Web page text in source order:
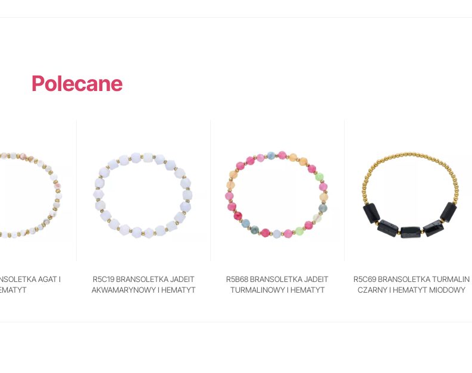
Polecane
AGAT I
R5C19 BRANSOLETKA JADEIT
AKWAMARYNOWY I HEMATYT
R5B68 BRANSOLETKA JADEIT
TURMALINOWY I HEMATYT
R5C69 BRANSOLETKA TURMALIN
CZARNY I HEMATYT MIODOWY